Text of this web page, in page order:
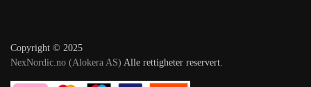
Copyright © 2025
NexNordic.no (Alokera AS) Alle rettigheter reservert.